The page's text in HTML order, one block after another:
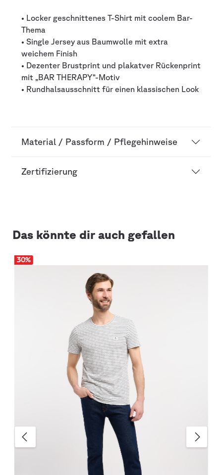
• Locker geschnittenes T-Shirt mit coolem Bar-
Thema
• Single Jersey aus Baumwolle mit extra
weichem Finish
• Dezenter Brustprint und plakatver Rückenprint
mit „BAR THERAPY“-Motiv
• Rundhalsausschnitt für einen klassischen Look
Material / Passform / Pflegehinweise
Zertifizierung
Das könnte dir auch gefallen
30%